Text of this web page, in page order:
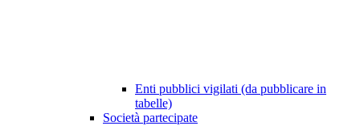
Enti pubblici vigilati (da pubblicare in
tabelle)
Società partecipate